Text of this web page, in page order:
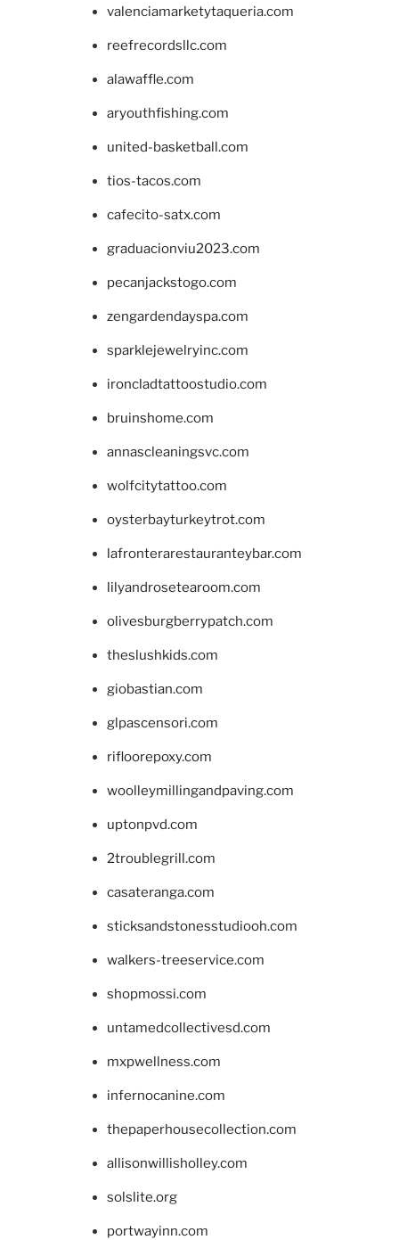
valenciamarketytaqueria.com
reefrecordsllc.com
alawaffle.com
aryouthfishing.com
united-basketball.com
tios-tacos.com
cafecito-satx.com
graduacionviu2023.com
pecanjackstogo.com
zengardendayspa.com
sparklejewelryinc.com
ironcladtattoostudio.com
bruinshome.com
annascleaningsvc.com
wolfcitytattoo.com
oysterbayturkeytrot.com
lafronterarestauranteybar.com
lilyandrosetearoom.com
olivesburgberrypatch.com
theslushkids.com
giobastian.com
glpascensori.com
rifloorepoxy.com
woolleymillingandpaving.com
uptonpvd.com
2troublegrill.com
casateranga.com
sticksandstonesstudiooh.com
walkers-treeservice.com
shopmossi.com
untamedcollectivesd.com
mxpwellness.com
infernocanine.com
thepaperhousecollection.com
allisonwillisholley.com
solslite.org
portwayinn.com